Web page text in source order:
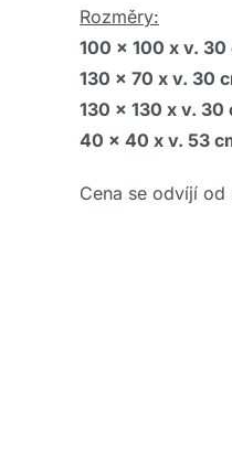
Rozměry:
100 x 100 x v. 30
130 x 70 x v. 30
130 x 130 x v. 30
40 x 40 x v. 53
Cena se odvíjí